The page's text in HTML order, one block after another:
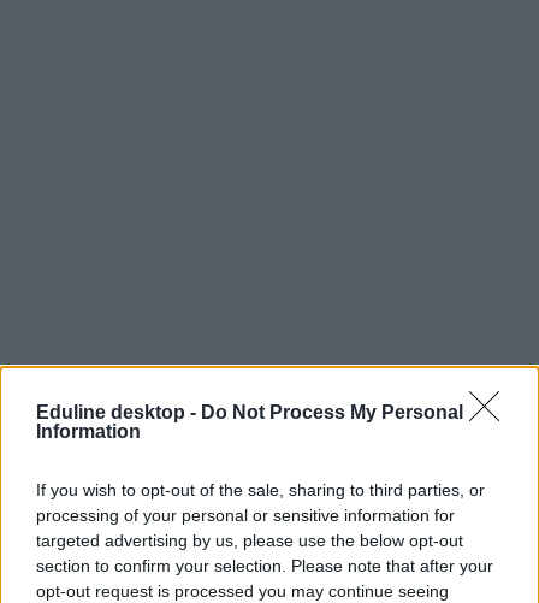
Eduline desktop - Do Not Process My Personal
Information
If you wish to opt-out of the sale, sharing to third parties, or
processing of your personal or sensitive information for
targeted advertising by us, please use the below opt-out
section to confirm your selection. Please note that after your
opt-out request is processed you may continue seeing